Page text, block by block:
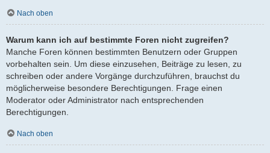
Nach oben
Warum kann ich auf bestimmte Foren nicht zugreifen?
Manche Foren können bestimmten Benutzern oder Gruppen
vorbehalten sein. Um diese einzusehen, Beiträge zu lesen, zu
schreiben oder andere Vorgänge durchzuführen, brauchst du
möglicherweise besondere Berechtigungen. Frage einen
Moderator oder Administrator nach entsprechenden
Berechtigungen.
Nach oben